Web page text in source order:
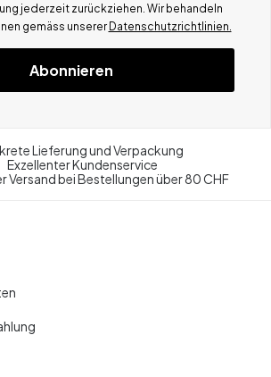
jederzeit zurückziehen. Wir behandeln
gemäss unserer Datenschutzrichtlinien.
Abonnieren
Lieferung und Verpackung
Exzellenter Kundenservice
Versand bei Bestellungen über 80 CHF